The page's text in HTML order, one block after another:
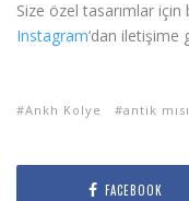
Size özel tasarımlar için
Instagram‘dan iletişime
Ankh Kolye antik
FACEBOOK